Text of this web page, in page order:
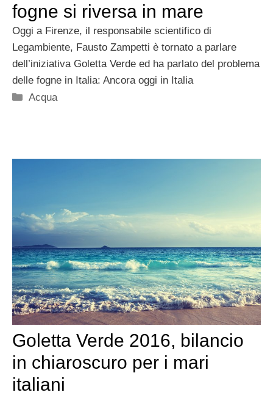
fogne si riversa in mare
Oggi a Firenze, il responsabile scientifico di
Legambiente, Fausto Zampetti è tornato a parlare
dell’iniziativa Goletta Verde ed ha parlato del problema
delle fogne in Italia: Ancora oggi in Italia
Categorie
Acqua
Goletta Verde 2016, bilancio
in chiaroscuro per i mari
italiani